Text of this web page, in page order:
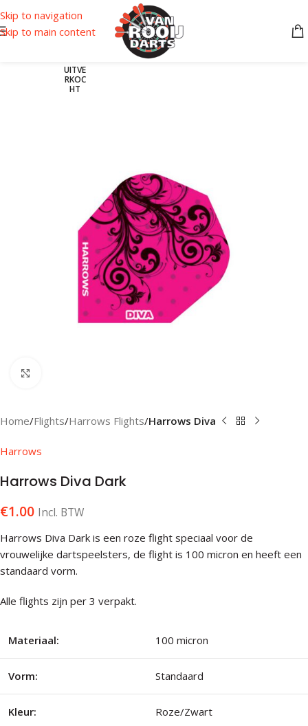
Skip to navigation
Skip to main content
UITVE
RKOC
HT
Home Flights Harrows Flights Harrows Diva
Harrows
Harrows Diva Dark
€1.00 Incl. BTW
Harrows Diva Dark is een roze flight speciaal voor de
vrouwelijke dartspeelsters, de flight is 100 micron en heeft een
standaard vorm.
Alle flights zijn per 3 verpakt.
Materiaal: 100 micron
Vorm: Standaard
Kleur: Roze/Zwart